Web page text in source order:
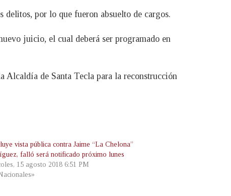
delitos, por lo que fueron absuelto de cargos.
juicio, el cual deberá ser programado en
Alcaldía de Santa Tecla para la reconstrucción
vista pública contra Jaime “La Chelona”
falló será notificado próximo lunes
15 agosto 2018 6:51 PM